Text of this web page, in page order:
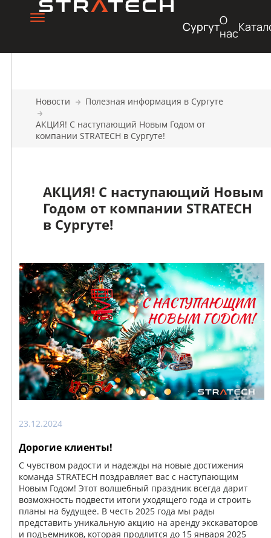
СургутО
нас
Новости
Полезная информация в Сургуте
АКЦИЯ! С наступающий Новым Годом от
компании STRATECH в Сургуте!
АКЦИЯ! С наступающий Новым
Годом от компании STRATECH
в Сургуте!
23.12.2024
Дорогие клиенты!
С чувством радости и надежды на новые достижения
команда STRATECH поздравляет вас с наступающим
Новым Годом! Этот волшебный праздник всегда дарит
возможность подвести итоги уходящего года и строить
планы на будущее. В честь 2025 года мы рады
представить уникальную акцию на аренду экскаваторов
и подъемников, которая продлится до 15 января 2025